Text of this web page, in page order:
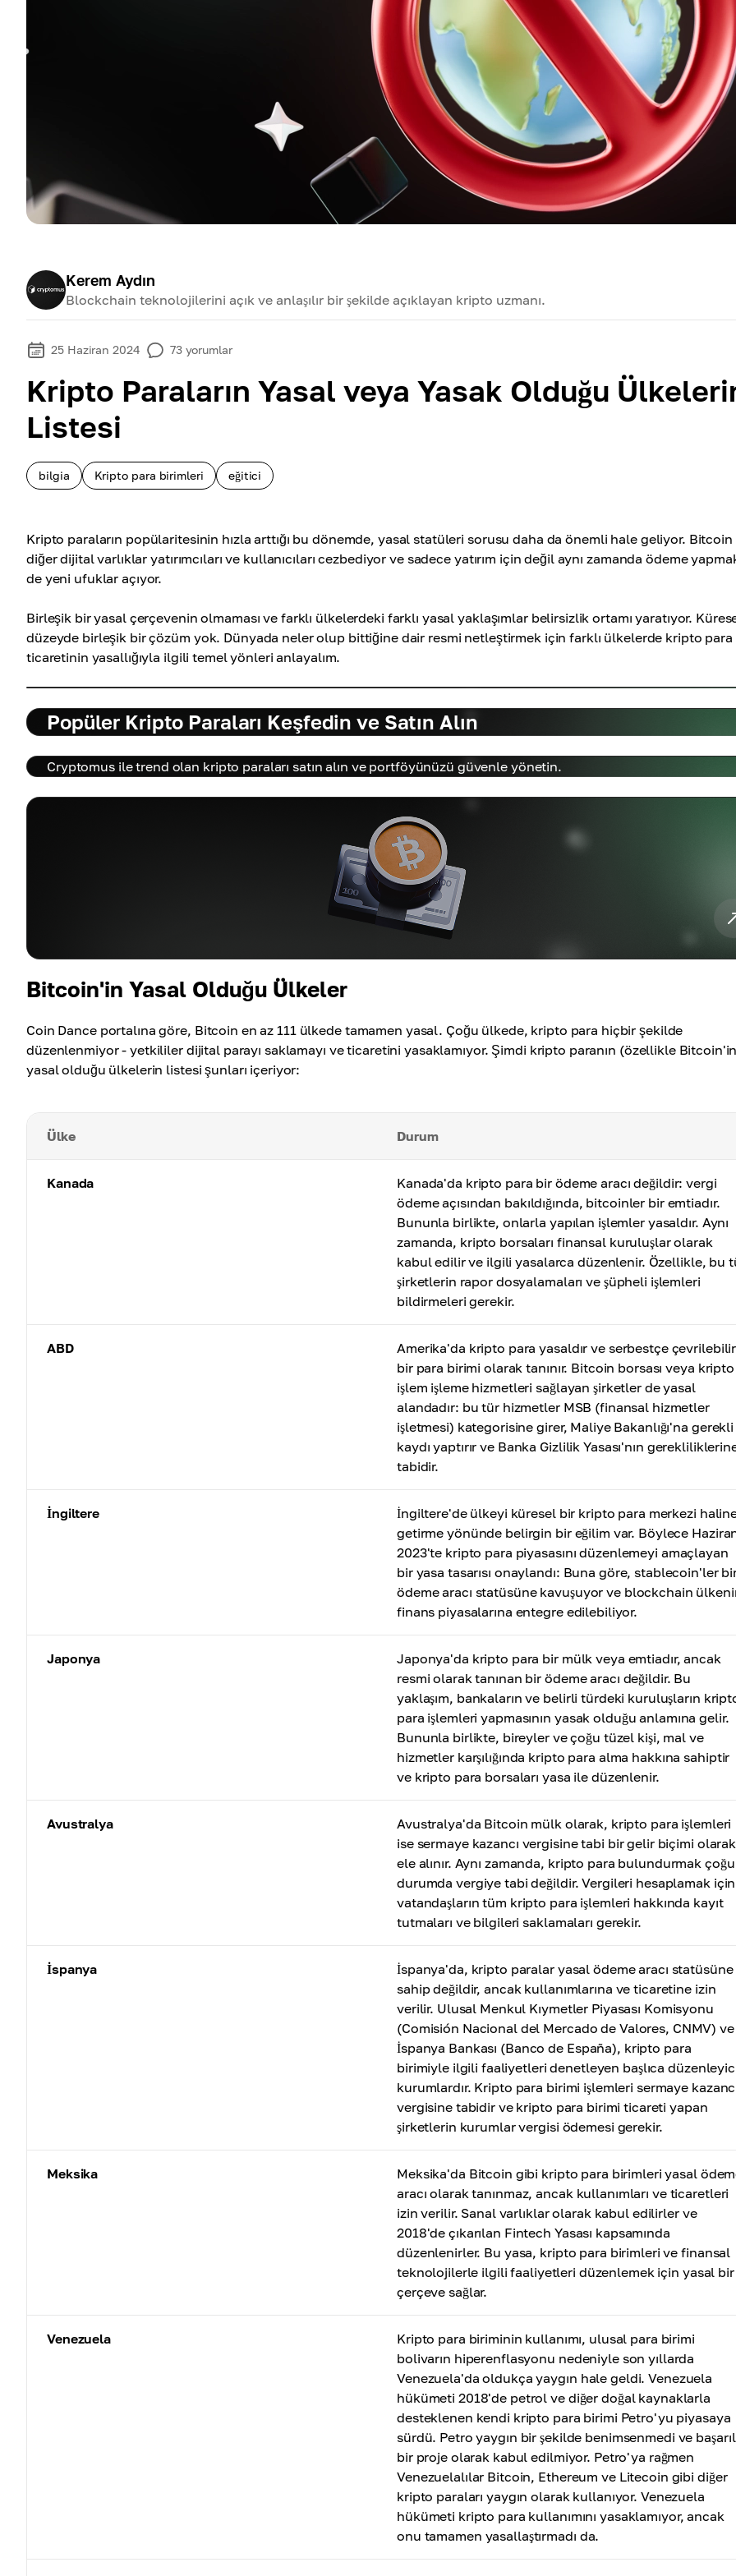
Kerem Aydın
Blockchain teknolojilerini açık ve anlaşılır bir şekilde açıklayan kripto uzmanı.
25 Haziran 2024 73 yorumlar
Kripto Paraların Yasal veya Yasak Olduğu
Listesi
bilgia Kripto para birimleri eğitici
Kripto paraların popülaritesinin hızla arttığı bu dönemde, yasal statüleri sorusu daha da önemli hale geliyor. Bitcoin
diğer dijital varlıklar yatırımcıları ve kullanıcıları cezbediyor ve sadece yatırım için değil aynı zamanda ödeme
de yeni ufuklar açıyor.
Birleşik bir yasal çerçevenin olmaması ve farklı ülkelerdeki farklı yasal yaklaşımlar belirsizlik ortamı yaratıyor.
düzeyde birleşik bir çözüm yok. Dünyada neler olup bittiğine dair resmi netleştirmek için farklı ülkelerde kripto para
ticaretinin yasallığıyla ilgili temel yönleri anlayalım.
Popüler Kripto Paraları Keşfedin ve Satın Alın
Cryptomus ile trend olan kripto paraları satın alın ve portföyünüzü güvenle yönetin.
Bitcoin'in Yasal Olduğu Ülkeler
Coin Dance portalına göre, Bitcoin en az 111 ülkede tamamen yasal. Çoğu ülkede, kripto para hiçbir şekilde
düzenlenmiyor - yetkililer dijital parayı saklamayı ve ticaretini yasaklamıyor. Şimdi kripto paranın (özellikle
yasal olduğu ülkelerin listesi şunları içeriyor:
Ülke Durum
Kanada
Kanada'da kripto para bir ödeme aracı değildir: vergi
ödeme açısından bakıldığında, bitcoinler bir emtiadır.
Bununla birlikte, onlarla yapılan işlemler yasaldır. Aynı
zamanda, kripto borsaları finansal kuruluşlar olarak
kabul edilir ve ilgili yasalarca düzenlenir. Özellikle, bu
şirketlerin rapor dosyalamaları ve şüpheli işlemleri
bildirmeleri gerekir.
ABD
Amerika'da kripto para yasaldır ve serbestçe çevrilebilir
bir para birimi olarak tanınır. Bitcoin borsası veya kripto
işlem işleme hizmetleri sağlayan şirketler de yasal
alandadır: bu tür hizmetler MSB (finansal hizmetler
işletmesi) kategorisine girer, Maliye Bakanlığı'na gerekli
kaydı yaptırır ve Banka Gizlilik Yasası'nın
tabidir.
İngiltere
İngiltere'de ülkeyi küresel bir kripto para merkezi
getirme yönünde belirgin bir eğilim var. Böylece
2023'te kripto para piyasasını düzenlemeyi amaçlayan
bir yasa tasarısı onaylandı: Buna göre, stablecoin'ler
ödeme aracı statüsüne kavuşuyor ve blockchain
finans piyasalarına entegre edilebiliyor.
Japonya
Japonya'da kripto para bir mülk veya emtiadır, ancak
resmi olarak tanınan bir ödeme aracı değildir. Bu
yaklaşım, bankaların ve belirli türdeki kuruluşların
para işlemleri yapmasının yasak olduğu anlamına gelir.
Bununla birlikte, bireyler ve çoğu tüzel kişi, mal ve
hizmetler karşılığında kripto para alma hakkına sahiptir
ve kripto para borsaları yasa ile düzenlenir.
Avustralya
Avustralya'da Bitcoin mülk olarak, kripto para işlemleri
ise sermaye kazancı vergisine tabi bir gelir biçimi olarak
ele alınır. Aynı zamanda, kripto para bulundurmak çoğu
durumda vergiye tabi değildir. Vergileri hesaplamak için
vatandaşların tüm kripto para işlemleri hakkında kayıt
tutmaları ve bilgileri saklamaları gerekir.
İspanya
İspanya'da, kripto paralar yasal ödeme aracı statüsüne
sahip değildir, ancak kullanımlarına ve ticaretine izin
verilir. Ulusal Menkul Kıymetler Piyasası Komisyonu
(Comisión Nacional del Mercado de Valores, CNMV) ve
İspanya Bankası (Banco de España), kripto para
birimiyle ilgili faaliyetleri denetleyen başlıca
kurumlardır. Kripto para birimi işlemleri sermaye
vergisine tabidir ve kripto para birimi ticareti yapan
şirketlerin kurumlar vergisi ödemesi gerekir.
Meksika
Meksika'da Bitcoin gibi kripto para birimleri yasal
aracı olarak tanınmaz, ancak kullanımları ve ticaretleri
izin verilir. Sanal varlıklar olarak kabul edilirler ve
2018'de çıkarılan Fintech Yasası kapsamında
düzenlenirler. Bu yasa, kripto para birimleri ve finansal
teknolojilerle ilgili faaliyetleri düzenlemek için yasal bir
çerçeve sağlar.
Venezuela
Kripto para biriminin kullanımı, ulusal para birimi
bolivarın hiperenflasyonu nedeniyle son yıllarda
Venezuela'da oldukça yaygın hale geldi. Venezuela
hükümeti 2018'de petrol ve diğer doğal kaynaklarla
desteklenen kendi kripto para birimi Petro'yu piyasaya
sürdü. Petro yaygın bir şekilde benimsenmedi ve
bir proje olarak kabul edilmiyor. Petro'ya rağmen
Venezuelalılar Bitcoin, Ethereum ve Litecoin gibi diğer
kripto paraları yaygın olarak kullanıyor. Venezuela
hükümeti kripto para kullanımını yasaklamıyor, ancak
onu tamamen yasallaştırmadı da.